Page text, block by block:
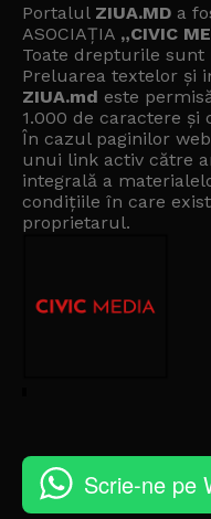
Portalul ZIUA.MD a
ASOCIAȚIA „CIVIC
Toate drepturile sunt
Preluarea textelor și
ZIUA.md este
1.000 de caractere și
În cazul paginilor
unui link activ către
integrală a
condițiile în care
proprietarul.
Scrie-ne pe